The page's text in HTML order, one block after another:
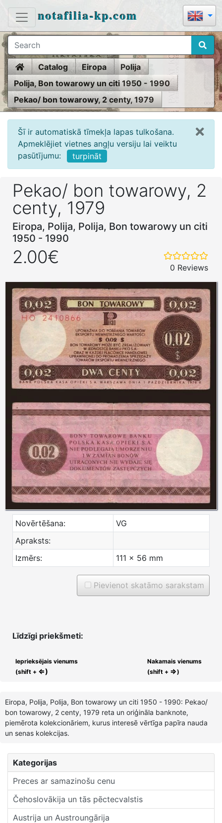
notafilia-kp.com
HomeCatalog Eiropa
Polija
Polija, Bon towarowy un citi 1950 - 1990
Pekao/ bon towarowy, 2 centy, 1979
Šī ir automatiskā tīmekļa lapas tulkošana.
Apmeklējiet vietnes angļu versiju lai veiktu
pasūtījumu:
turpināt
Kategorijas
Preces ar samazinošu cenu
Čehoslovākija un tās pēctecvalstis
Austrija un Austroungārija
Pekao/ bon towarowy, 2
centy, 1979
Eiropa, Polija, Polija, Bon towarowy un citi
1950 - 1990
2.00€
0 Reviews
Novērtēšana:
VG
Apraksts:
Izmērs:
111 x 56 mm
Pievienot skatāmo sarakstam
Līdzīgi priekšmeti:
Ieprieksējais vienums
(shift + ⇐)
Nakamais vienums
(shift + ⇒)
Eiropa, Polija, Polija, Bon towarowy un citi 1950 - 1990: Pekao/
bon towarowy, 2 centy, 1979 reta un oriģināla banknote,
piemērota kolekcionāriem, kurus interesē vērtīga papīra nauda
un senas kolekcijas.